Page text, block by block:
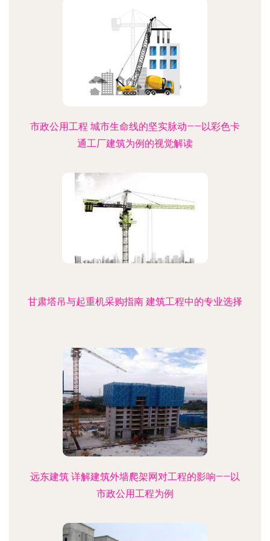
市政公用工程 城市生命线的坚实脉动——以彩色卡
通工厂建筑为例的视觉解读
甘肃塔吊与起重机采购指南 建筑工程中的专业选择
远东建筑 详解建筑外墙爬架网对工程的影响——以
市政公用工程为例